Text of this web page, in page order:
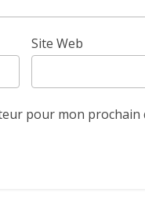
Site Web
pour mon prochain